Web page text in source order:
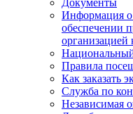
Документы
Информация о
обеспечении
организацией
Правила
Как заказать
Служба по
Независимая